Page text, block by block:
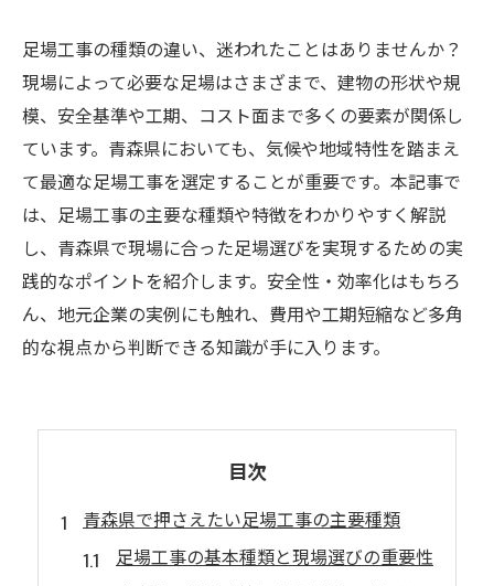
足場工事の種類の違い、迷われたことはありませんか？
現場によって必要な足場はさまざまで、建物の形状や規
模、安全基準や工期、コスト面まで多くの要素が関係し
ています。青森県においても、気候や地域特性を踏まえ
て最適な足場工事を選定することが重要です。本記事で
は、足場工事の主要な種類や特徴をわかりやすく解説
し、青森県で現場に合った足場選びを実現するための実
践的なポイントを紹介します。安全性・効率化はもちろ
ん、地元企業の実例にも触れ、費用や工期短縮など多角
的な視点から判断できる知識が手に入ります。
目次
青森県で押さえたい足場工事の主要種類
足場工事の基本種類と現場選びの重要性